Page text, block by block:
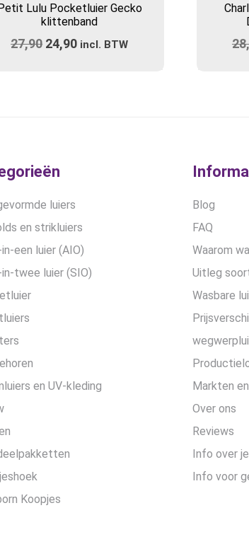
Lulu Pocketluier Gecko
klittenband
27,90 Oorspronkelijke
24,90 Huidige
incl. BTW
luiers
en strikluiers
een luier (AIO)
twee luier (SIO)
en UV-kleding
Koopjes
Blog
FAQ
Waarom
Uitleg
Wasbare
Markten
Over ons
Reviews
Info over
Info voor